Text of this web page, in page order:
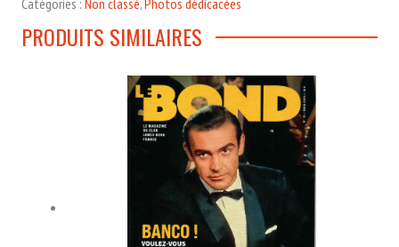
dédicacée
par
Carole
Catégories : Non classé,Photos dédicacées
PRODUITS SIMILAIRES